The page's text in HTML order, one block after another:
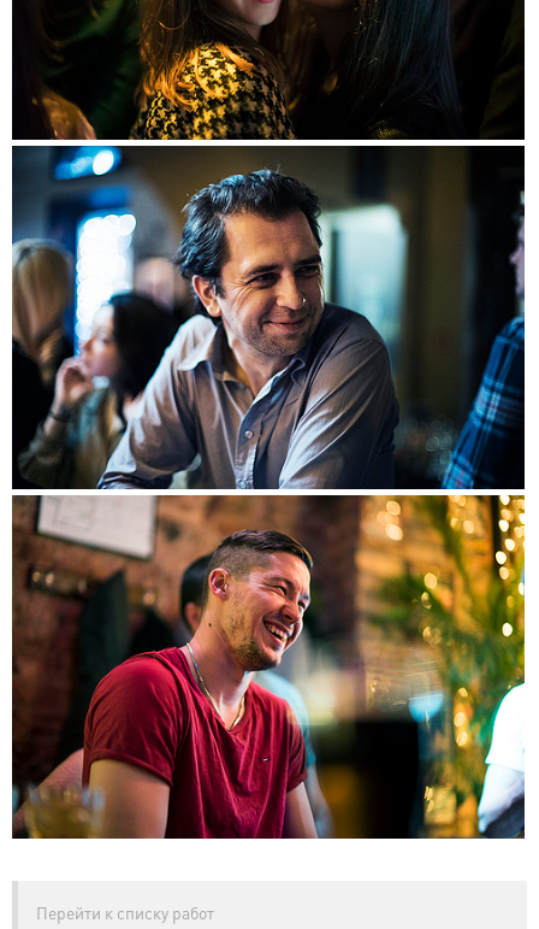
Перейти к списку работ